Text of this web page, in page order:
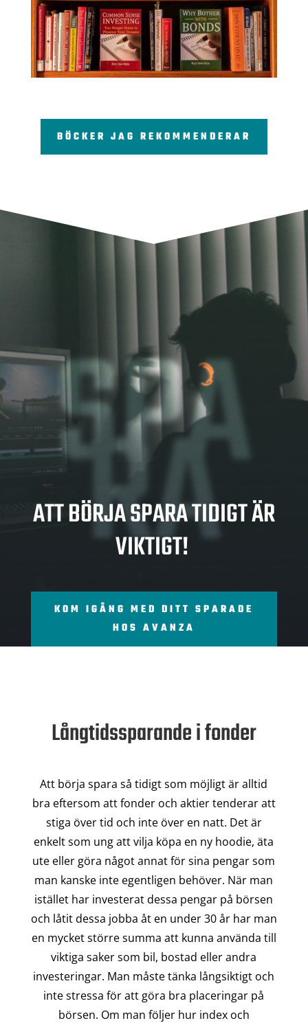
BÖCKER JAG REKOMMENDERAR
SPA
RA
ATT BÖRJA SPARA TIDIGT ÄR
VIKTIGT!
KOM IGÅNG MED DITT SPARADE
HOS AVANZA
Långtidssparande i fonder
Att börja spara så tidigt som möjligt är alltid
bra eftersom att fonder och aktier tenderar att
stiga över tid och inte över en natt. Det är
enkelt som ung att vilja köpa en ny hoodie, äta
ute eller göra något annat för sina pengar som
man kanske inte egentligen behöver. När man
istället har investerat dessa pengar på börsen
och låtit dessa jobba åt en under 30 år har man
en mycket större summa att kunna använda till
viktiga saker som bil, bostad eller andra
investeringar. Man måste tänka långsiktigt och
inte stressa för att göra bra placeringar på
börsen. Om man följer hur index och